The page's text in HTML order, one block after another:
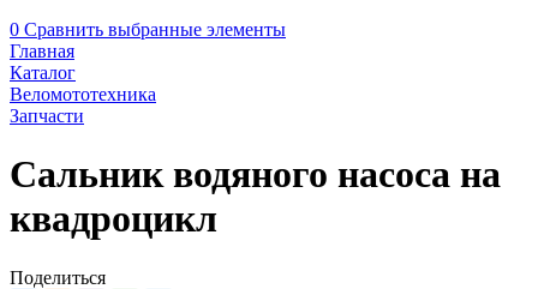
0 Сравнить выбранные элементы
Главная
Каталог
Веломототехника
Запчасти
Сальник водяного насоса на
квадроцикл
Поделиться